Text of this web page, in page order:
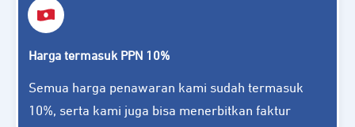
Harga termasuk PPN 10%
Semua harga penawaran kami sudah termasuk
10%, serta kami juga bisa menerbitkan faktur